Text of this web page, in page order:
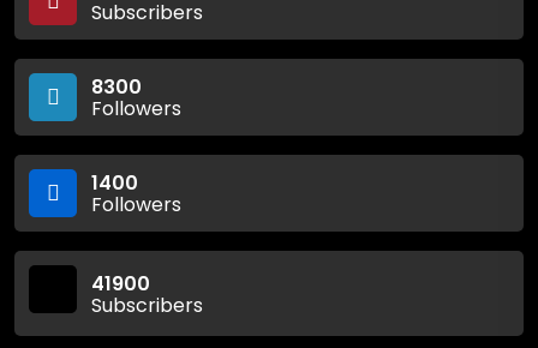
Subscribers
8300
Followers
1400
Followers
41900
Subscribers